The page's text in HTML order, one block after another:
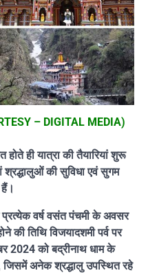
– DIGITAL MEDIA)
होते ही यात्रा की तैयारियां शुरू
श्रद्धालुओं की सुविधा एवं सुगम
वर्ष वसंत पंचमी के अवसर
की तिथि विजयादशमी पर्व पर
2024 को बद्रीनाथ धाम के
अनेक श्रद्धालु उपस्थित रहे